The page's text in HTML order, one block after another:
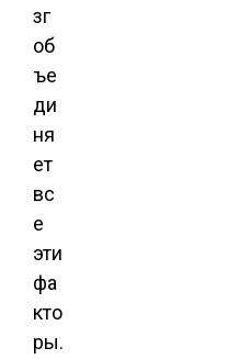
зг
об
ъе
ди
ня
ет
вс
е
эти
фа
кто
ры.